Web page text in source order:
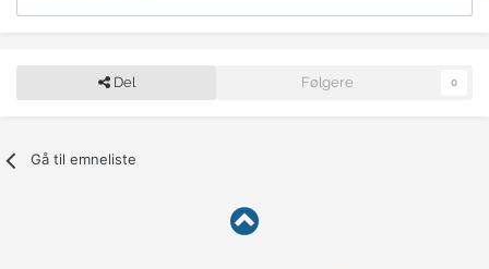
Del Følgere 0
Gå til emneliste